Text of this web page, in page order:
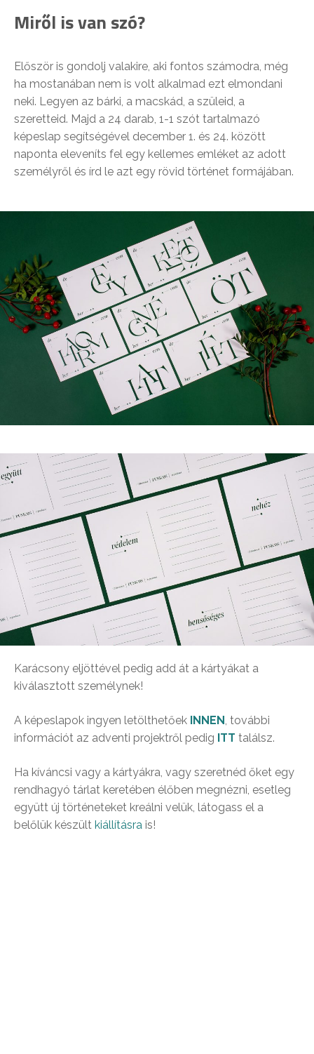
Miről is van szó?
Először is gondolj valakire, aki fontos számodra, még
ha mostanában nem is volt alkalmad ezt elmondani
neki. Legyen az bárki, a macskád, a szüleid, a
szeretteid. Majd a 24 darab, 1-1 szót tartalmazó
képeslap segítségével december 1. és 24. között
naponta eleveníts fel egy kellemes emléket az adott
személyről és írd le azt egy rövid történet formájában.
Karácsony eljöttével pedig add át a kártyákat a
kiválasztott személynek!
A képeslapok ingyen letölthetőek INNEN , további
információt az adventi projektről pedig ITT találsz.
Ha kíváncsi vagy a kártyákra, vagy szeretnéd őket egy
rendhagyó tárlat keretében élőben megnézni, esetleg
együtt új történeteket kreálni velük, látogass el a
belőlük készült kiállításra is!